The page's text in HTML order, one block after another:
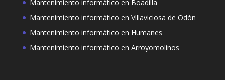
Mantenimiento informático en Boadilla
Mantenimiento informático en Villaviciosa de Odón
Mantenimiento informático en Humanes
Mantenimiento informático en Arroyomolinos